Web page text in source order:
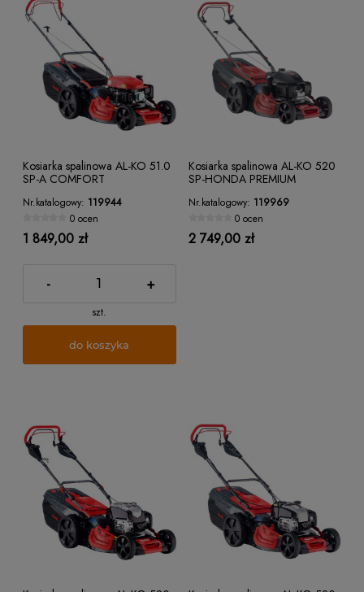
Kosiarka spalinowa AL-KO 51.0
SP-A COMFORT
Nr.katalogowy: 119944
0 ocen
1 849,00 zł
- +
szt.
do koszyka
Kosiarka spalinowa AL-KO 520
SP-HONDA PREMIUM
Nr.katalogowy: 119969
0 ocen
2 749,00 zł